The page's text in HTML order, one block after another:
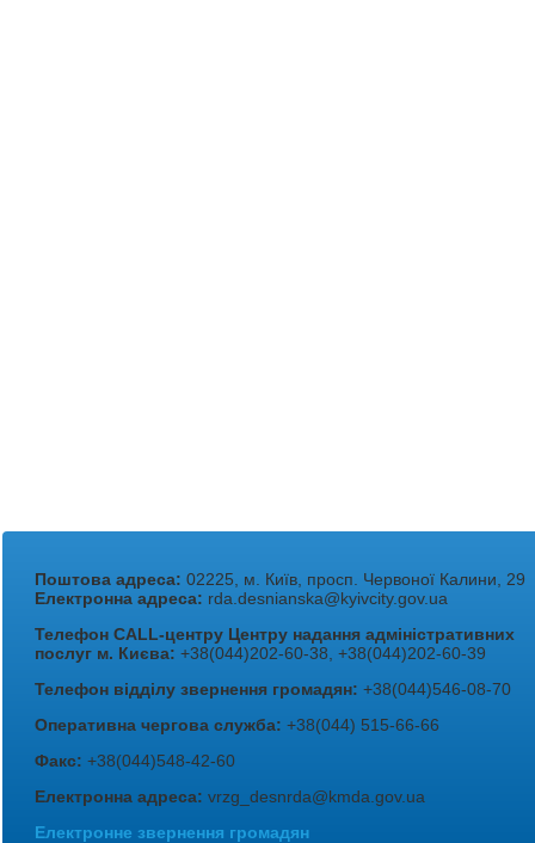
Поштова адреса: 02225, м. Київ, просп. Червоної Калини, 29
Електронна адреса: rda.desnianska@kyivcity.gov.ua
Телефон CALL-центру Центру надання адміністративних
послуг м. Києва: +38(044)202-60-38, +38(044)202-60-39
Телефон відділу звернення громадян: +38(044)546-08-70
Оперативна чергова служба: +38(044) 515-66-66
Факс: +38(044)548-42-60
Електронна адреса: vrzg_desnrda@kmda.gov.ua
Електронне звернення громадян